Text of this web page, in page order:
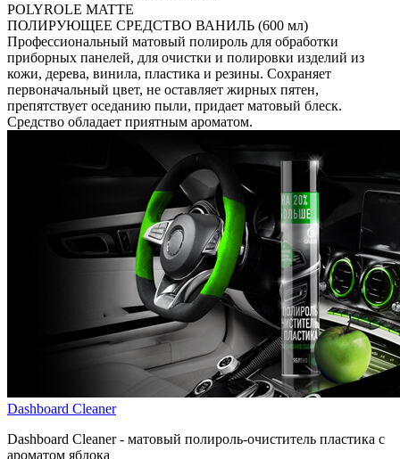
POLYROLE MATTE
ПОЛИРУЮЩЕЕ СРЕДСТВО ВАНИЛЬ (600 мл)
Профессиональный матовый полироль для обработки
приборных панелей, для очистки и полировки изделий из
кожи, дерева, винила, пластика и резины. Сохраняет
первоначальный цвет, не оставляет жирных пятен,
препятствует оседанию пыли, придает матовый блеск.
Средство обладает приятным ароматом.
Dashboard Cleaner
Dashboard Cleaner - матовый полироль-очиститель пластика с
ароматом яблока